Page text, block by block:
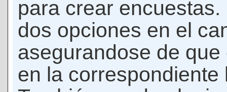
para crear
dos opciones en el
asegurandose de
en la